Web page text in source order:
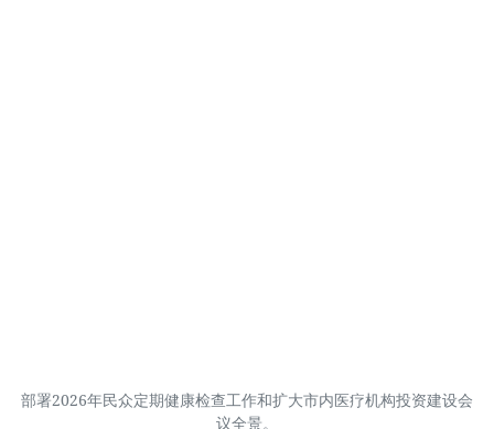
部署2026年民众定期健康检查工作和扩大市内医疗机构投资建设会
议全景。